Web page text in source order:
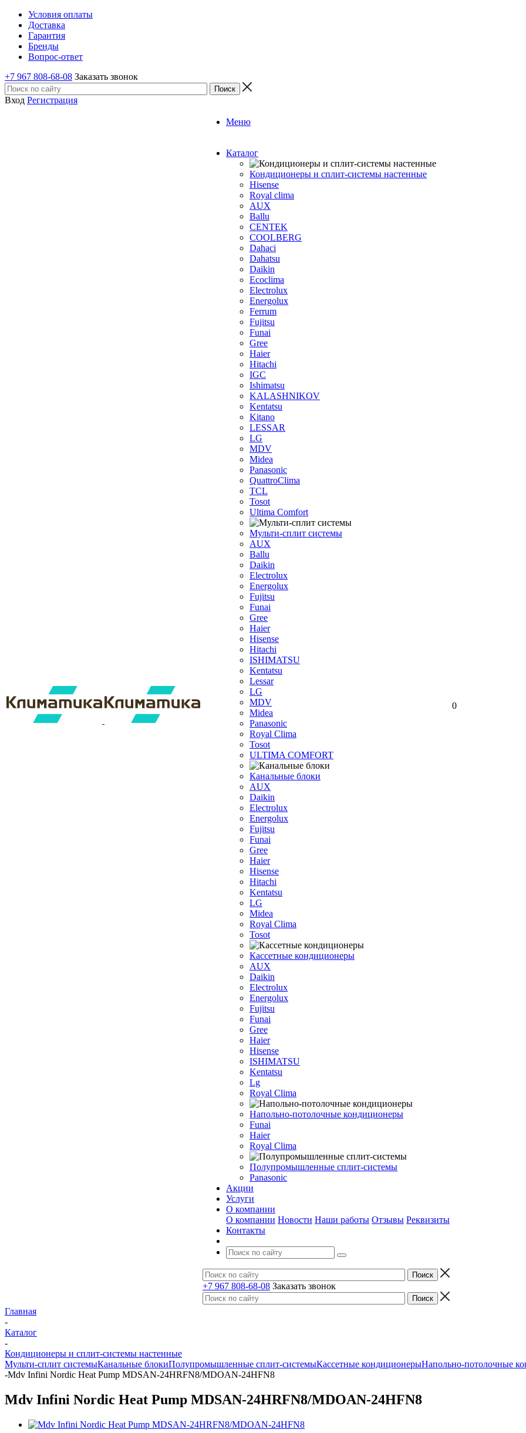
Условия оплаты
Доставка
Гарантия
Бренды
Вопрос-ответ
+7 967 808-68-08 Заказать звонок
Вход Регистрация
Меню
Каталог
Кондиционеры и сплит-системы настенные
Hisense
Royal clima
AUX
Ballu
CENTEK
COOLBERG
Dahaci
Dahatsu
Daikin
Ecoclima
Electrolux
Energolux
Ferrum
Fujitsu
Funai
Gree
Haier
Hitachi
IGC
Ishimatsu
KALASHNIKOV
Kentatsu
Kitano
LESSAR
LG
MDV
Midea
Panasonic
QuattroClima
TCL
Tosot
Ultima Comfort
Мульти-сплит системы
AUX
Ballu
Daikin
Electrolux
Energolux
Fujitsu
Funai
Gree
Haier
Hisense
Hitachi
ISHIMATSU
Kentatsu
Lessar
LG
MDV
Midea
Panasonic
Royal Clima
Tosot
ULTIMA COMFORT
Канальные блоки
AUX
Dаikin
Electrolux
Energolux
Fujitsu
Funai
Gree
Haier
Hisense
Hitachi
Kentatsu
LG
Midea
Royal Clima
Tosot
Кассетные кондиционеры
AUX
Daikin
Electrolux
Energolux
Fujitsu
Funai
Gree
Haier
Hisense
ISHIMATSU
Kentatsu
Lg
Royal Clima
Напольно-потолочные кондиционеры
Funai
Haier
Royal Clima
Полупромышленные сплит-системы
Panasonic
Акции
Услуги
О компании
О компании Новости Наши работы Отзывы Реквизиты
Контакты
+7 967 808-68-08 Заказать звонок
0
Главная
-
Каталог
-
Кондиционеры и сплит-системы настенные
Мульти-сплит системыКанальные блокиПолупромышленные сплит-системыКассетные кондиционерыНапольно-потолочные
-Mdv Infini Nordic Heat Pump MDSAN-24HRFN8/MDOAN-24HFN8
Mdv Infini Nordic Heat Pump MDSAN-24HRFN8/MDOAN-24HFN8